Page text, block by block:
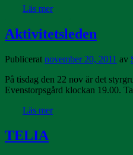
Läs mer
Aktivitetsleden
Publicerat november 20, 2011 av
På tisdag den 22 nov är det
Evenstorpsgård klockan 19.00.
Läs mer
TELIA